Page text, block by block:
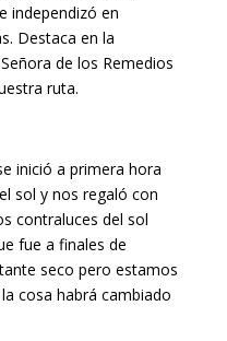
independizó en
Destaca en la
de los Remedios
ruta.
inició a primera hora
sol y nos regaló con
contraluces del sol
fue a finales de
seco pero estamos
cosa habrá cambiado